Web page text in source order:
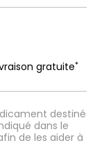
destiné
dans le
de les aider à
gratuite*